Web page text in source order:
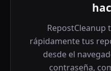
rápidamente tus
desde el
contraseña,